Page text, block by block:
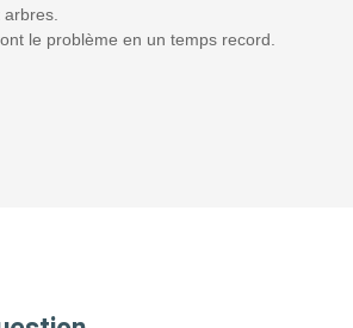
le problème en un temps record.